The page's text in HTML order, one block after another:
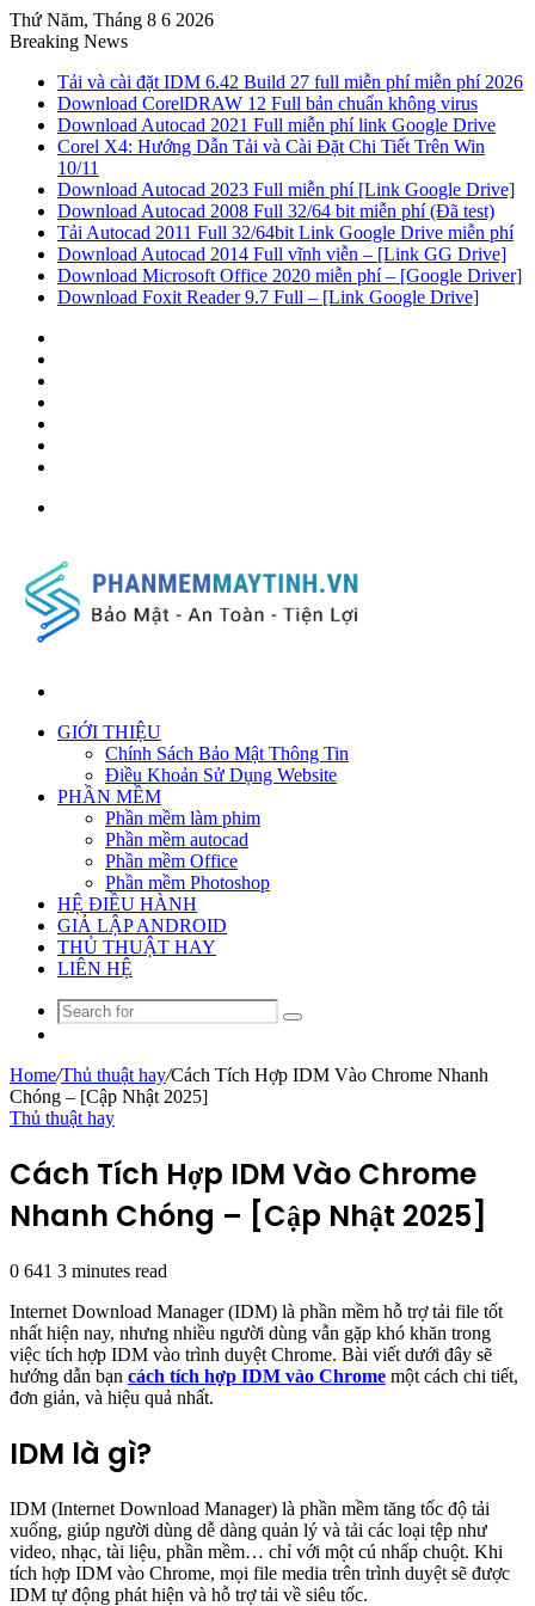
Thứ Năm, Tháng 8 6 2026
Breaking News
Tải và cài đặt IDM 6.42 Build 27 full miễn phí miễn phí 2026
Download CorelDRAW 12 Full bản chuẩn không virus
Download Autocad 2021 Full miễn phí link Google Drive
Corel X4: Hướng Dẫn Tải và Cài Đặt Chi Tiết Trên Win
10/11
Download Autocad 2023 Full miễn phí [Link Google Drive]
Download Autocad 2008 Full 32/64 bit miễn phí (Đã test)
Tải Autocad 2011 Full 32/64bit Link Google Drive miễn phí
Download Autocad 2014 Full vĩnh viễn – [Link GG Drive]
Download Microsoft Office 2020 miễn phí – [Google Driver]
Download Foxit Reader 9.7 Full – [Link Google Drive]
GIỚI THIỆU
Chính Sách Bảo Mật Thông Tin
Điều Khoản Sử Dụng Website
PHẦN MỀM
Phần mềm làm phim
Phần mềm autocad
Phần mềm Office
Phần mềm Photoshop
HỆ ĐIỀU HÀNH
GIẢ LẬP ANDROID
THỦ THUẬT HAY
LIÊN HỆ
Search
Home/Thủ thuật hay/Cách Tích Hợp IDM Vào Chrome Nhanh
Chóng – [Cập Nhật 2025]
Thủ thuật hay
Cách Tích Hợp IDM Vào Chrome
Nhanh Chóng – [Cập Nhật 2025]
0 641 3 minutes read
Internet Download Manager (IDM) là phần mềm hỗ trợ tải file tốt
nhất hiện nay, nhưng nhiều người dùng vẫn gặp khó khăn trong
việc tích hợp IDM vào trình duyệt Chrome. Bài viết dưới đây sẽ
hướng dẫn bạn cách tích hợp IDM vào Chrome một cách chi tiết,
đơn giản, và hiệu quả nhất.
IDM là gì?
IDM (Internet Download Manager) là phần mềm tăng tốc độ tải
xuống, giúp người dùng dễ dàng quản lý và tải các loại tệp như
video, nhạc, tài liệu, phần mềm… chỉ với một cú nhấp chuột. Khi
tích hợp IDM vào Chrome, mọi file media trên trình duyệt sẽ được
IDM tự động phát hiện và hỗ trợ tải về siêu tốc.